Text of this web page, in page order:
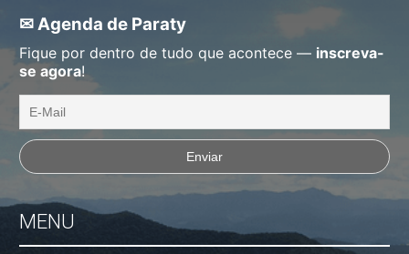
✉ Agenda de Paraty
Fique por dentro de tudo que acontece — inscreva-
se agora!
MENU